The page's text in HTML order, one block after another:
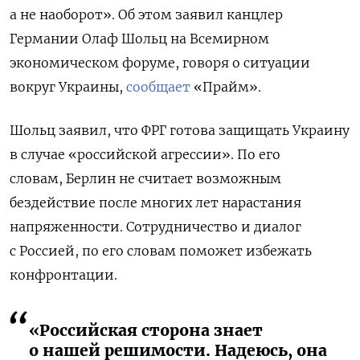
а не наоборот». Об этом заявил канцлер
Германии Олаф Шольц на Всемирном
экономическом форуме, говоря о ситуации
вокруг Украины, сообщает «Прайм».
Шольц заявил, что ФРГ готова защищать Украину
в случае «российской агрессии». По его
словам, Берлин не считает возможным
бездействие после многих лет нарастания
напряженности. Сотрудничество и диалог
с Россией, по его словам поможет избежать
конфронтации.
«Российская сторона знает
о нашей решимости. Надеюсь, она